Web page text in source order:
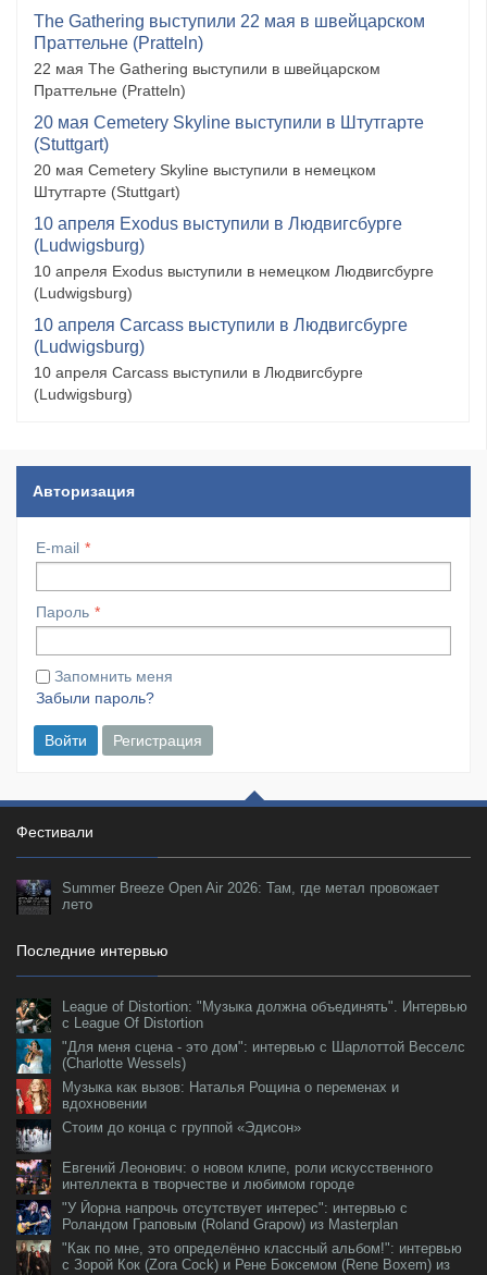
The Gathering выступили 22 мая в швейцарском
Праттельне (Pratteln)
22 мая The Gathering выступили в швейцарском
Праттельне (Pratteln)
20 мая Cemetery Skyline выступили в Штутгарте
(Stuttgart)
20 мая Cemetery Skyline выступили в немецком
Штутгарте (Stuttgart)
10 апреля Exodus выступили в Людвигсбурге
(Ludwigsburg)
10 апреля Exodus выступили в немецком Людвигсбурге
(Ludwigsburg)
10 апреля Carcass выступили в Людвигсбурге
(Ludwigsburg)
10 апреля Carcass выступили в Людвигсбурге
(Ludwigsburg)
Авторизация
E-mail
Пароль
Запомнить меня
Забыли пароль?
Войти Регистрация
Фестивали
Summer Breeze Open Air 2026: Там, где метал провожает
лето
Последние интервью
League of Distortion: "Музыка должна объединять". Интервью
с League Of Distortion
"Для меня сцена - это дом": интервью с Шарлоттой Весселс
(Charlotte Wessels)
Музыка как вызов: Наталья Рощина о переменах и
вдохновении
Стоим до конца с группой «Эдисон»
Евгений Леонович: о новом клипе, роли искусственного
интеллекта в творчестве и любимом городе
"У Йорна напрочь отсутствует интерес": интервью с
Роландом Граповым (Roland Grapow) из Masterplan
"Как по мне, это определённо классный альбом!": интервью
с Зорой Кок (Zora Cock) и Рене Боксемом (Rene Boxem) из